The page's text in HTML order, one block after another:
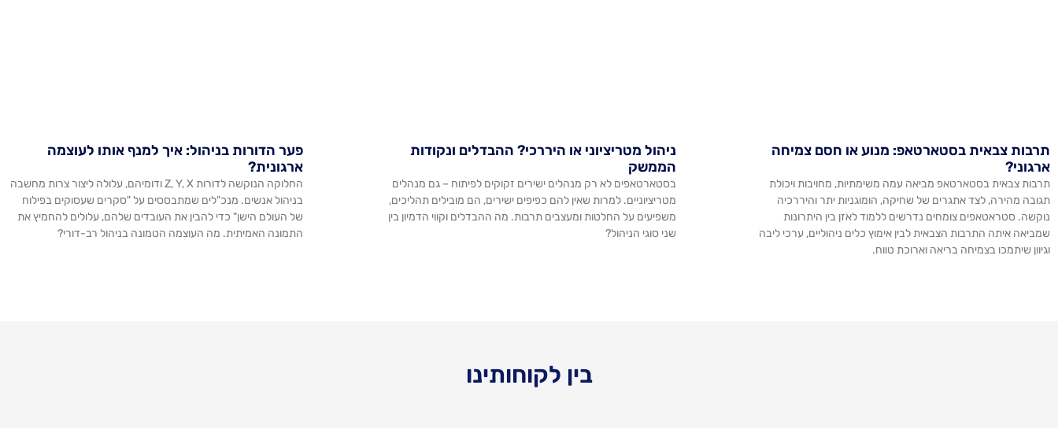
תרבות צבאית בסטארטאפ: מנוע או חסם צמיחה
ארגוני?
תרבות צבאית בסטארטאפ מביאה עמה משימתיות, מחויבות ויכולת
תגובה מהירה, לצד אתגרים של שחיקה, הומוגניות יתר והיררכיה
נוקשה. סטראטאפים צומחים נדרשים ללמוד לאזן בין היתרונות
שמביאה איתה התרבות הצבאית לבין אימוץ כלים ניהוליים, ערכי ליבה
וגיוון שיתמכו בצמיחה בריאה וארוכת טווח.
ניהול מטריציוני או היררכי? ההבדלים ונקודות
הממשק
בסטארטאפים לא רק מנהלים ישירים זקוקים לפיתוח – גם מנהלים
מטריציוניים. למרות שאין להם כפיפים ישירים, הם מובילים תהליכים,
משפיעים על החלטות ומעצבים תרבות. מה ההבדלים וקווי הדמיון בין
שני סוגי הניהול?
פער הדורות בניהול: איך למנף אותו לעוצמה
ארגונית?
החלוקה הנוקשה לדורות Z, Y, X ודומיהם, עלולה ליצור צרות מחשבה
בניהול אנשים. מנכ"לים שמתבססים על "סקרים שעסוקים בפילוח
של העולם הישן" כדי להבין את העובדים שלהם, עלולים להחמיץ את
התמונה האמיתית. מה העוצמה הטמונה בניהול רב-דורי?
בין לקוחותינו